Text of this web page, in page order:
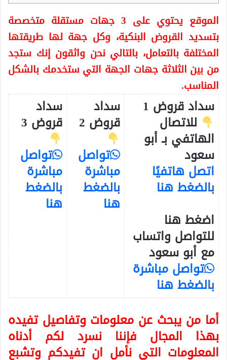
الموقع يحتوي على 3 جهات مستقلة متخصصة
بتسديد القروض البنكية، وكل جهة لها طريقتها
المختلفة بالتعامل، بالتالي نحن واثقون إنك ستجد
من بين الثلاثة جهات الجهة التي ستخدمك بالشكل
المناسب.
سداد قروض 1
للاتصال
الهاتفي بـ أبو
سعود
اتصل هاتفيًا
بالضغط هنا
اضغط هنا
للتواصل واتساب
مع أبو سعود
تواصل مباشرة
بالضغط هنا
سداد
قروض 2
تواصل
مباشرة
بالضغط
هنا
سداد
قروض 3
تواصل
مباشرة
بالضغط
هنا
أما من يبحث عن معلومات وتفاصيل تفيده
بهذا المجال فإننا نسرد لكم أدناه
المعلومات التي نأمل ان تفيدكم وتشبع